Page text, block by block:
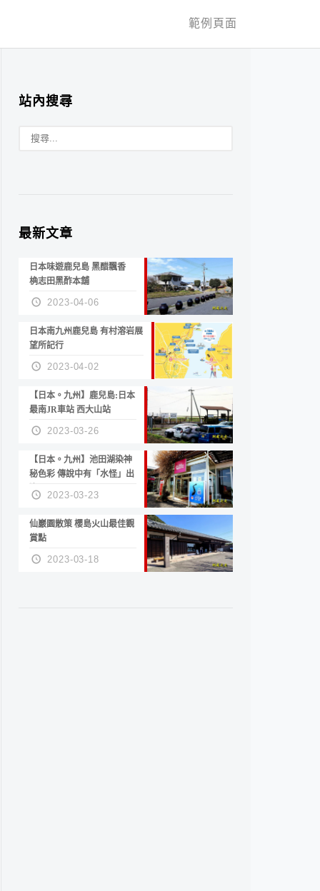
範例頁面
站內搜尋
最新文章
日本味遊鹿兒島 黑醋飄香
桷志田黑酢本舖
2023-04-06
日本南九州鹿兒島 有村溶岩展
望所記行
2023-04-02
【日本。九州】鹿兒島:日本
最南JR車站 西大山站
2023-03-26
【日本。九州】池田湖染神
秘色彩 傳說中有「水怪」出
沒
2023-03-23
仙巖園散策 櫻島火山最佳觀
賞點
2023-03-18